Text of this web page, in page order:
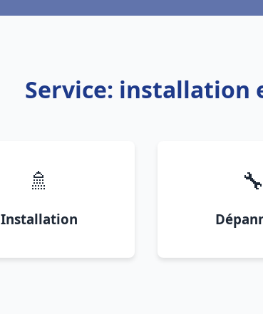
Service: installation
🚿
Installation
🔧